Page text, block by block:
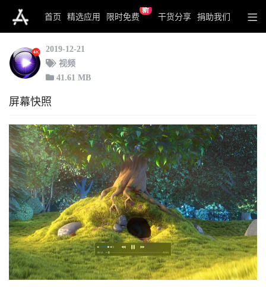
首页 精选应用 限时免费
新
干货分享 捐助我们
MPlayer X Pro
2019-12-21
视频
41.61 MB
屏幕快照